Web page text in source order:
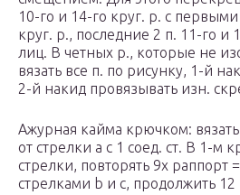
10-го и 14-го круг. р. с
круг. р., последние 2 п. 11-го и
лиц. В четных р., которые не
вязать все п. по рисунку, 1-й
2-й накид провязывать изн.
Ажурная кайма крючком:
от стрелки а с 1 соед. ст. В 1-м
стрелки, повторять 9х раппорт
стрелками b и с, продолжить 12